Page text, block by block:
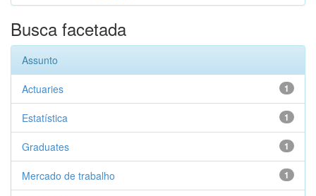
Busca facetada
Assunto
1
Actuaries
1
Estatística
1
Graduates
1
Mercado de trabalho